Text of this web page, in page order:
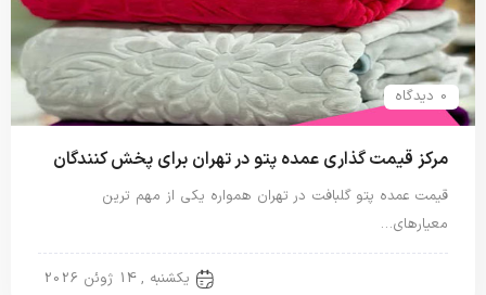
0 دیدگاه
مرکز قیمت گذاری عمده پتو در تهران برای پخش کنندگان
قیمت عمده پتو گلبافت در تهران همواره یکی از مهم ترین
معیارهای…
یکشنبه , 14 ژوئن 2026